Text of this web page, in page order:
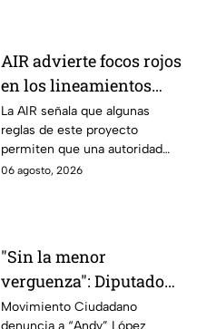
AIR advierte focos rojos
en los lineamientos
para proteger a las
audiencias
La AIR señala que algunas
reglas de este proyecto
permiten que una autoridad
gubernamental supervise,
06 agosto, 2026
"Sin la menor
verguenza": Diputado
Juan Zavala denuncia
Movimiento Ciudadano